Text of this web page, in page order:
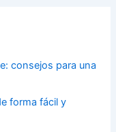
consejos para una
forma fácil y